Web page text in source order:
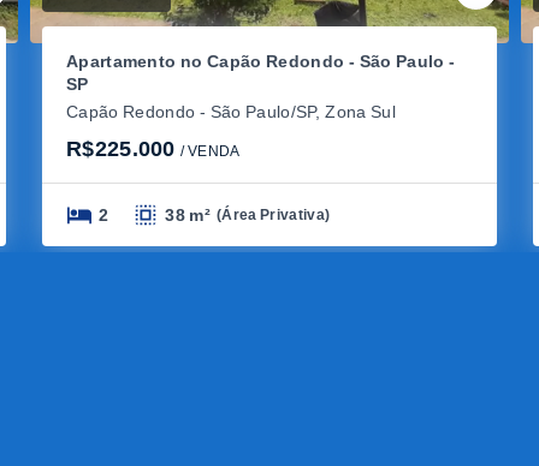
Apartamento no Capão Redondo - São Paulo -
SP
Capão Redondo - São Paulo/SP, Zona Sul
R$225.000 / VENDA
2 38 m² (Área Privativa)